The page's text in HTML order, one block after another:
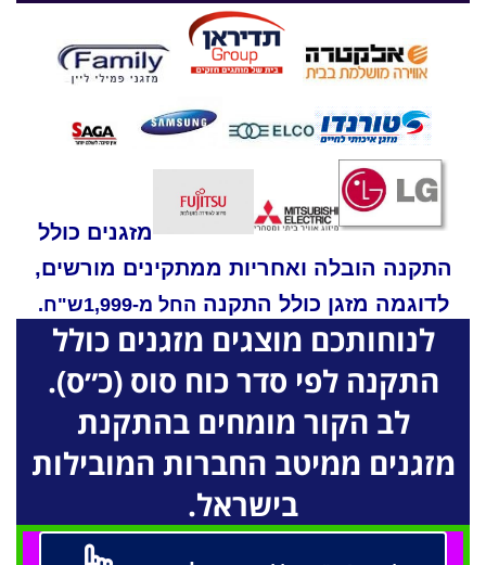
מזגנים כולל
התקנה הובלה ואחריות ממתקינים מורשים,
לדוגמה מזגן כולל התקנה החל מ-1,999ש"ח.
לנוחותכם מוצגים מזגנים כולל
התקנה לפי סדר כוח סוס (כ״ס).
לב הקור מומחים בהתקנת
מזגנים ממיטב החברות המובילות
בישראל.